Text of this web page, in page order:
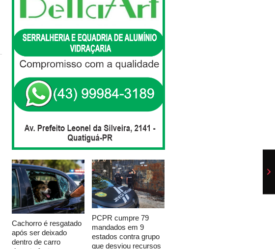
Cachorro é resgatado
após ser deixado
dentro de carro
PCPR cumpre 79
mandados em 9
estados contra grupo
que desviou recursos